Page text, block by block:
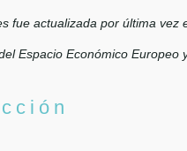
fue actualizada por última
Espacio Económico Europeo